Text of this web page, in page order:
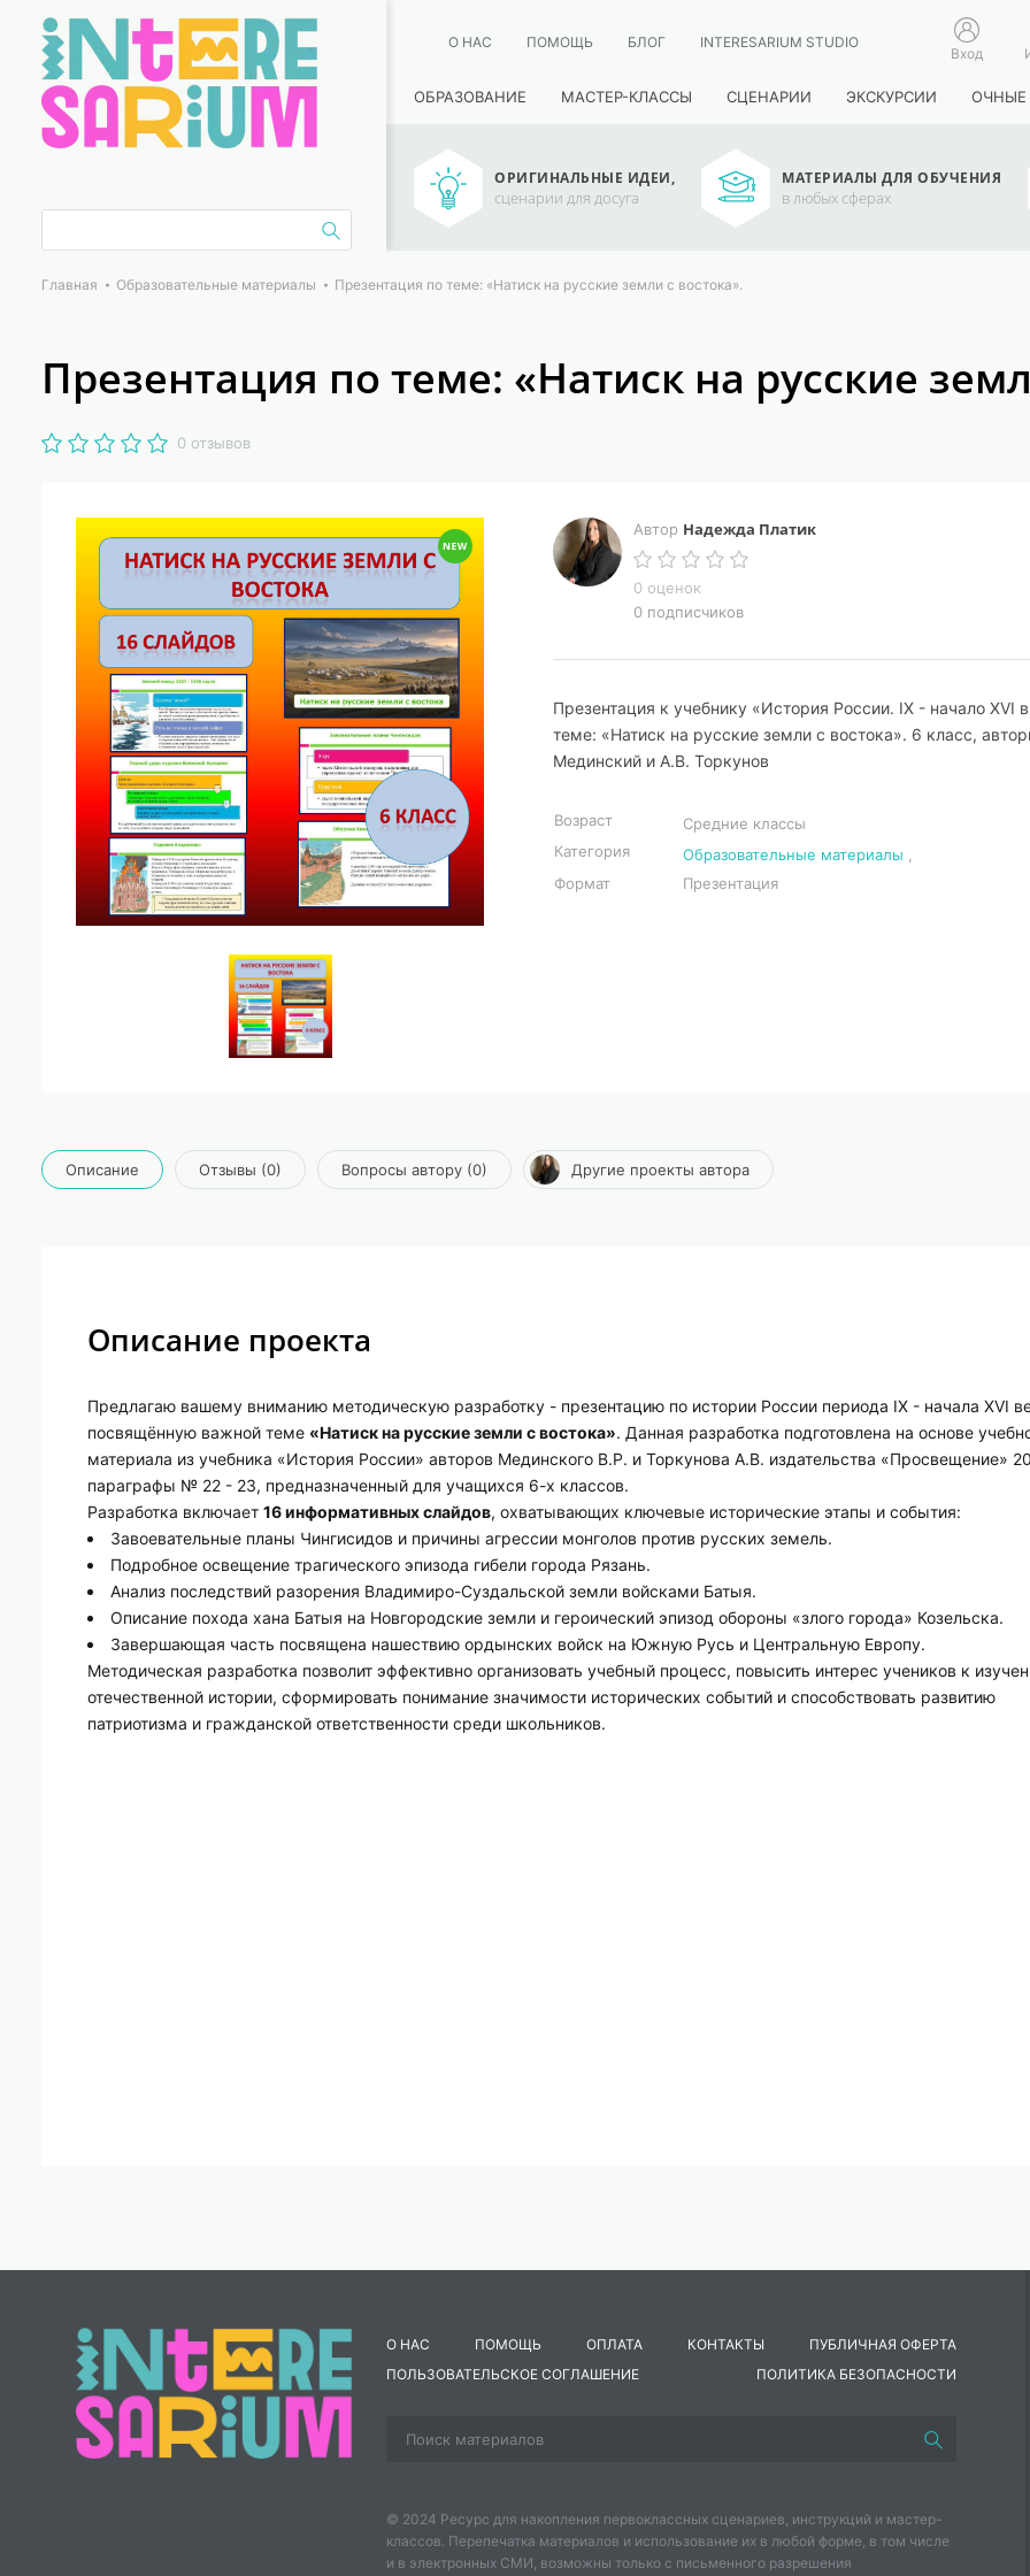
О НАС ПОМОЩЬ БЛОГ INTERESARIUM STUDIO
Вход
ОБРАЗОВАНИЕ МАСТЕР-КЛАССЫ СЦЕНАРИИ ЭКСКУРСИИ ОЧНЫЕ
ОРИГИНАЛЬНЫЕ ИДЕИ,
сценарии для досуга
МАТЕРИАЛЫ ДЛЯ ОБУЧЕНИЯ
в любых сферах
Главная Образовательные материалы Презентация по теме: «Натиск на русские земли с востока».
Презентация по теме: «Натиск на русские
0 отзывов
Автор Надежда Платик
0 оценок
0 подписчиков
Презентация к учебнику «История России. IX - начало XVI
теме: «Натиск на русские земли с востока». 6 класс,
Мединский и А.В. Торкунов
Возраст
Средние классы
Категория
Образовательные материалы
Формат
Презентация
Описание Отзывы (0) Вопросы автору (0) Другие проекты автора
Описание проекта
Предлагаю вашему вниманию методическую разработку - презентацию по истории России периода IX - начала XVI
посвящённую важной теме «Натиск на русские земли с востока». Данная разработка подготовлена на основе
материала из учебника «История России» авторов Мединского В.Р. и Торкунова А.В. издательства «Просвещение»
параграфы № 22 - 23, предназначенный для учащихся 6-х классов.
Разработка включает 16 информативных слайдов, охватывающих ключевые исторические этапы и события:
Завоевательные планы Чингисидов и причины агрессии монголов против русских земель.
Подробное освещение трагического эпизода гибели города Рязань.
Анализ последствий разорения Владимиро-Суздальской земли войсками Батыя.
Описание похода хана Батыя на Новгородские земли и героический эпизод обороны «злого города» Козельска.
Завершающая часть посвящена нашествию ордынских войск на Южную Русь и Центральную Европу.
Методическая разработка позволит эффективно организовать учебный процесс, повысить интерес учеников к
отечественной истории, сформировать понимание значимости исторических событий и способствовать развитию
патриотизма и гражданской ответственности среди школьников.
О НАС ПОМОЩЬ ОПЛАТА КОНТАКТЫ
ПУБЛИЧНАЯ ОФЕРТА
ПОЛЬЗОВАТЕЛЬСКОЕ СОГЛАШЕНИЕ
ПОЛИТИКА БЕЗОПАСНОСТИ
© 2024 Ресурс для накопления первоклассных сценариев, инструкций и мастер-
классов. Перепечатка материалов и использование их в любой форме, в том числе
и в электронных СМИ, возможны только с письменного разрешения